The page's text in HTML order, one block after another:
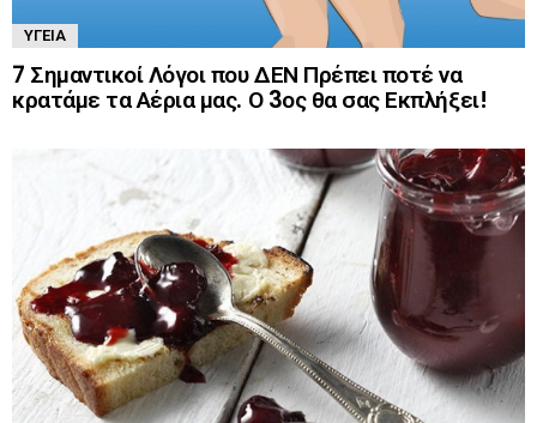
ΥΓΕΊΑ
7 Σημαντικοί Λόγοι που ΔΕΝ Πρέπει ποτέ να
κρατάμε τα Αέρια μας. Ο 3ος θα σας Εκπλήξει!